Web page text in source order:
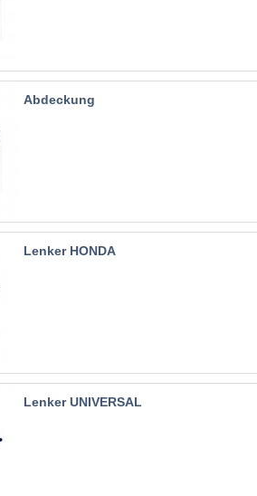
Abdeckung
Lenker HONDA
Lenker UNIVERSAL